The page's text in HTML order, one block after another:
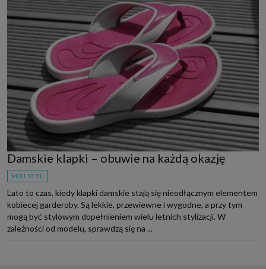
Damskie klapki – obuwie na każdą okazję
MÓJ STYL
Lato to czas, kiedy klapki damskie stają się nieodłącznym elementem
kobiecej garderoby. Są lekkie, przewiewne i wygodne, a przy tym
mogą być stylowym dopełnieniem wielu letnich stylizacji. W
zależności od modelu, sprawdzą się na ...